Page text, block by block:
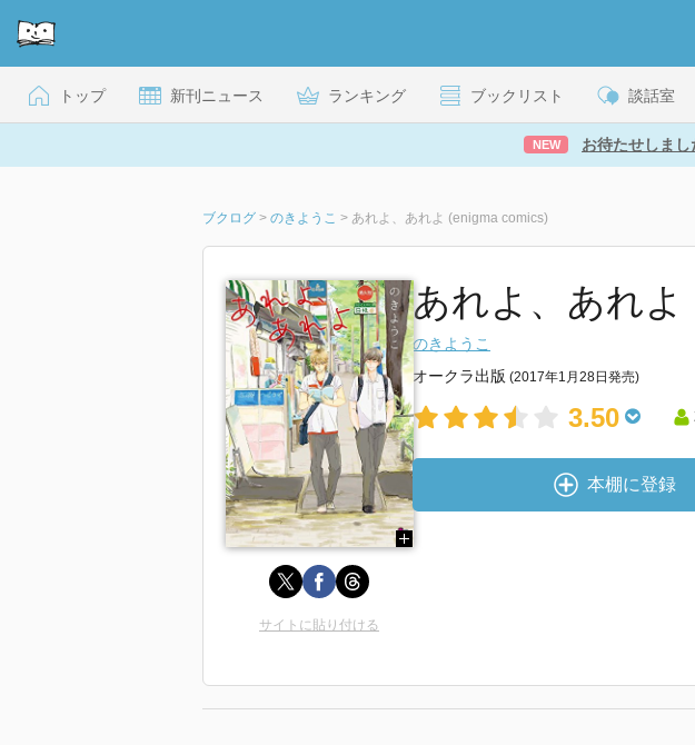
トップ 新刊ニュース ランキング ブックリスト 談話室
NEW お待たせしまし
ブクログ > のきようこ > あれよ、あれよ (enigma comics)
あれよ、あれよ
のきようこ
オークラ出版 (2017年1月28日発売)
3.50
本棚に登録
サイトに貼り付ける